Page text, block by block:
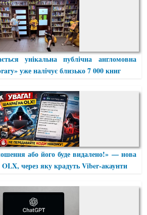
унікальна публічна англомовна
уже налічує близько 7 000 книг
або його буде видалено!» — нова
через яку крадуть Viber-акаунти